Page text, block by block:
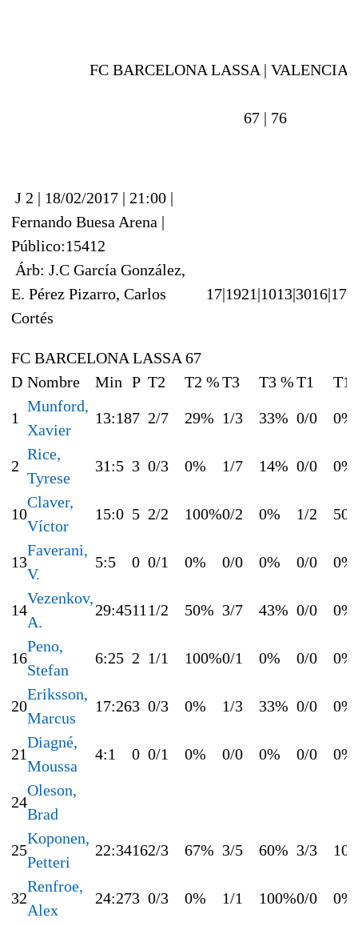
FC BARCELONA LASSA | VALENCIA
67 | 76
J 2 | 18/02/2017 | 21:00 |
Fernando Buesa Arena |
Público:15412
Árb: J.C García González,
E. Pérez Pizarro, Carlos
Cortés
17|1921|1013|3016|17
FC BARCELONA LASSA 67
D Nombre Min P T2 T2 %T3 T3 %T1 T1
1
Munford,
Xavier
13:187 2/7 29% 1/3 33% 0/0 0%
2
Rice,
Tyrese
31:5 3 0/3 0% 1/7 14% 0/0 0%
10
Claver,
Víctor
15:0 5 2/2 100%0/2 0% 1/2
13
Faverani,
V.
5:5 0 0/1 0% 0/0 0% 0/0 0%
14
Vezenkov,
A.
29:4511 1/2 50% 3/7 43% 0/0 0%
16
Peno,
Stefan
6:25 2 1/1 100%0/1 0% 0/0 0%
20
Eriksson,
Marcus
17:263 0/3 0% 1/3 33% 0/0 0%
21
Diagné,
Moussa
4:1 0 0/1 0% 0/0 0% 0/0 0%
24
Oleson,
Brad
25
Koponen,
Petteri
22:34162/3 67% 3/5 60% 3/3
32
Renfroe,
Alex
24:273 0/3 0% 1/1 100%0/0 0%